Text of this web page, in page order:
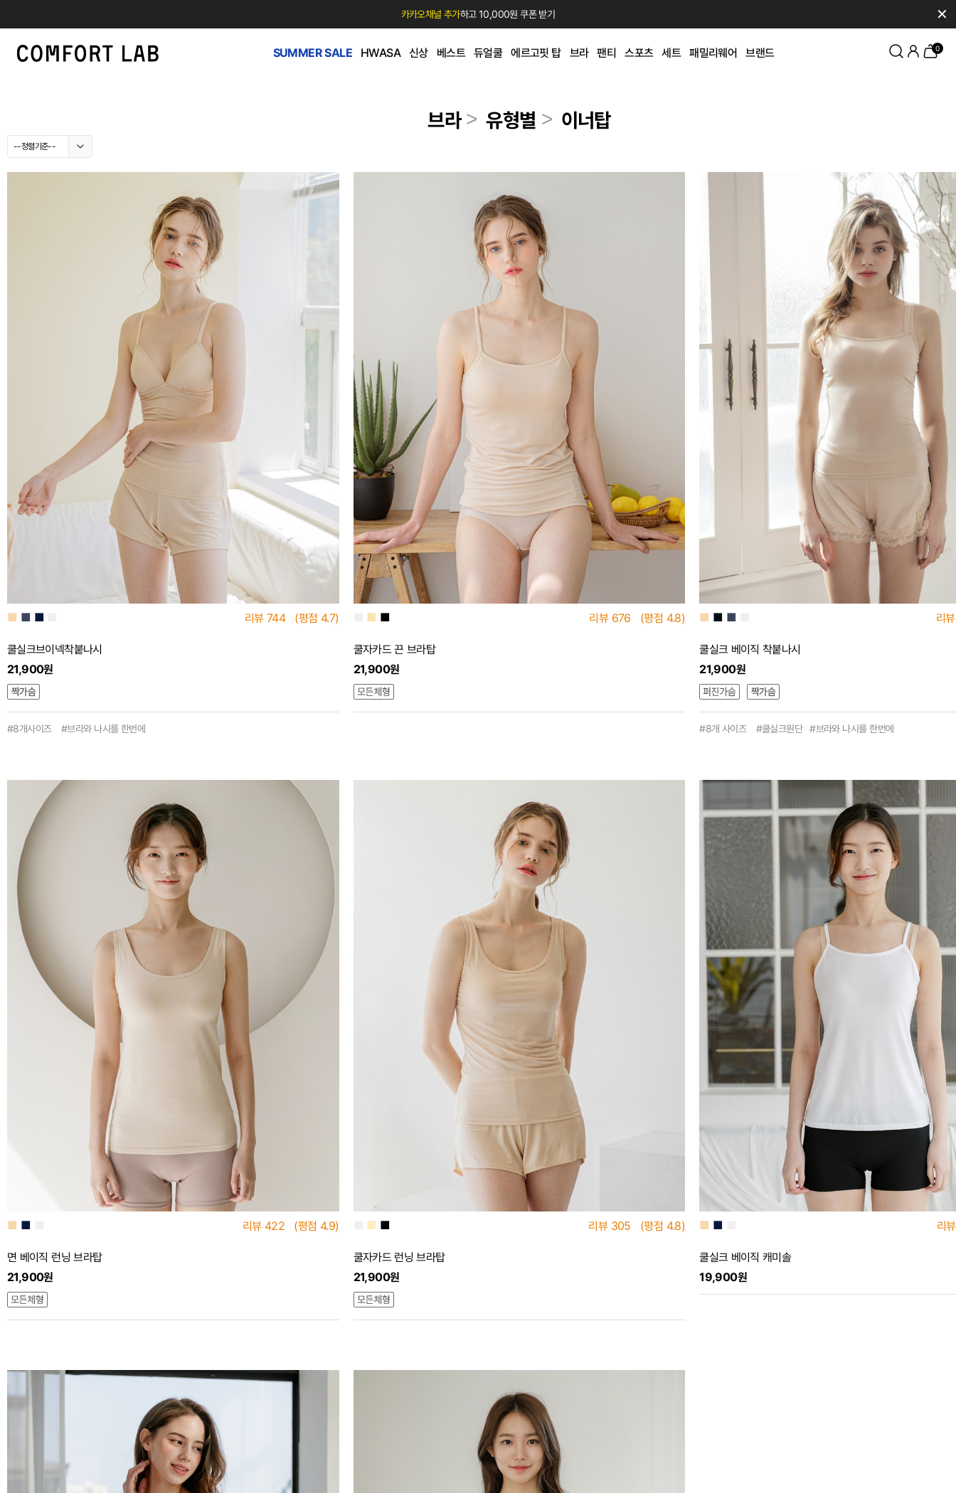
카카오채널 추가하고 10,000원 쿠폰 받기 ✕
SUMMER SALE HWASA 신상 베스트 듀얼쿨 에르고핏 탑 브라 팬티 스포츠 세트 패밀리웨어 브랜드 0
브라 > 유형별 > 이너탑
--정렬기준--
■ ■ ■ 리뷰 744 (평점 4.7)
쿨실크브이넥착붙나시
21,900원
#8개사이즈 #브라와 나시를 한번에
■ ■ 리뷰 676 (평점 4.8)
쿨자카드 끈 브라탑
21,900원
■ ■ ■ 리뷰
쿨실크 베이직 착붙나시
21,900원
#8개 사이즈 #쿨실크원단 #브라와 나시를 한번에
■ ■ 리뷰 422 (평점 4.9)
면 베이직 런닝 브라탑
21,900원
■ ■ 리뷰 305 (평점 4.8)
쿨자카드 런닝 브라탑
21,900원
■ ■ 리뷰
쿨실크 베이직 캐미솔
19,900원